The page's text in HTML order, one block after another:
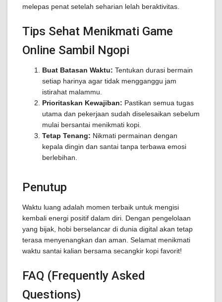
melepas penat setelah seharian lelah beraktivitas.
Tips Sehat Menikmati Game
Online Sambil Ngopi
Buat Batasan Waktu: Tentukan durasi bermain
setiap harinya agar tidak mengganggu jam
istirahat malammu.
Prioritaskan Kewajiban: Pastikan semua tugas
utama dan pekerjaan sudah diselesaikan sebelum
mulai bersantai menikmati kopi.
Tetap Tenang: Nikmati permainan dengan
kepala dingin dan santai tanpa terbawa emosi
berlebihan.
Penutup
Waktu luang adalah momen terbaik untuk mengisi
kembali energi positif dalam diri. Dengan pengelolaan
yang bijak, hobi berselancar di dunia digital akan tetap
terasa menyenangkan dan aman. Selamat menikmati
waktu santai kalian bersama secangkir kopi favorit!
FAQ (Frequently Asked
Questions)